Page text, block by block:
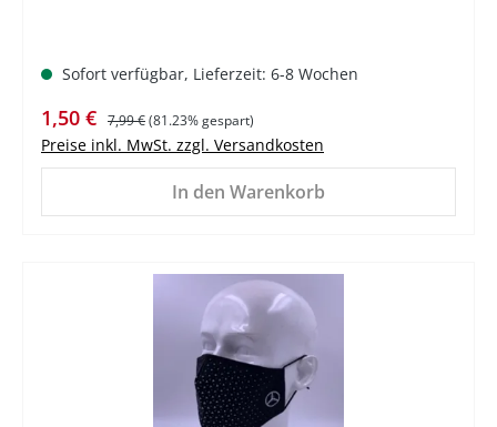
Sofort verfügbar, Lieferzeit: 6-8 Wochen
Verkaufspreis:
1,50 € Regulärer Preis:
7,99 €(81.23% gespart)
Preise inkl. MwSt. zzgl. Versandkosten
In den Warenkorb